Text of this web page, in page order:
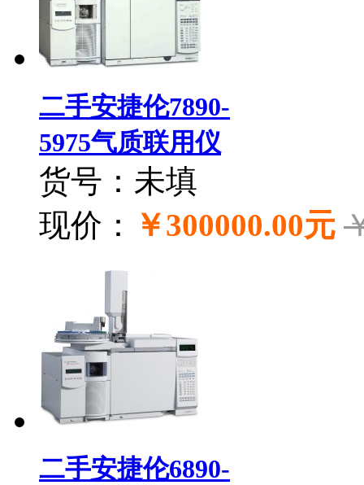
二手安捷伦7890-
5975气质联用仪
货号：未填
现价：
￥300000.00元
二手安捷伦6890-